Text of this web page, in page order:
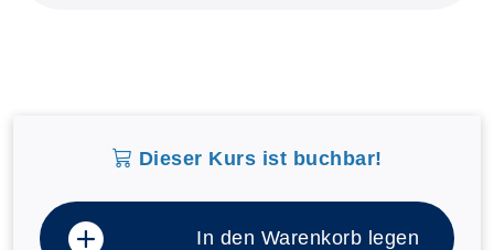
Dieser Kurs ist buchbar!
In den Warenkorb legen